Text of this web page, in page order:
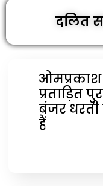
दलित
ओमप्रकाश
प्रताड़ित
बंजर
हैं